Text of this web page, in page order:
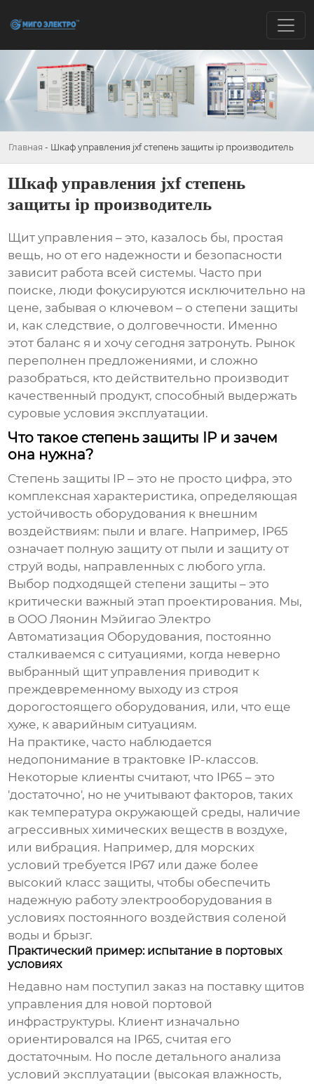
Главная - Шкаф управления jxf степень защиты ip производитель
Шкаф управления jxf степень
защиты ip производитель
Щит управления – это, казалось бы, простая
вещь, но от его надежности и безопасности
зависит работа всей системы. Часто при
поиске, люди фокусируются исключительно на
цене, забывая о ключевом – о степени защиты
и, как следствие, о долговечности. Именно
этот баланс я и хочу сегодня затронуть. Рынок
переполнен предложениями, и сложно
разобраться, кто действительно производит
качественный продукт, способный выдержать
суровые условия эксплуатации.
Что такое степень защиты IP и зачем
она нужна?
Степень защиты IP – это не просто цифра, это
комплексная характеристика, определяющая
устойчивость оборудования к внешним
воздействиям: пыли и влаге. Например, IP65
означает полную защиту от пыли и защиту от
струй воды, направленных с любого угла.
Выбор подходящей степени защиты – это
критически важный этап проектирования. Мы,
в ООО Ляонин Мэйигао Электро
Автоматизация Оборудования, постоянно
сталкиваемся с ситуациями, когда неверно
выбранный щит управления приводит к
преждевременному выходу из строя
дорогостоящего оборудования, или, что еще
хуже, к аварийным ситуациям.
На практике, часто наблюдается
недопонимание в трактовке IP-классов.
Некоторые клиенты считают, что IP65 – это
'достаточно', но не учитывают факторов, таких
как температура окружающей среды, наличие
агрессивных химических веществ в воздухе,
или вибрация. Например, для морских
условий требуется IP67 или даже более
высокий класс защиты, чтобы обеспечить
надежную работуэлектрооборудования в
условиях постоянного воздействия соленой
воды и брызг.
Практический пример: испытание в портовых
условиях
Недавно нам поступил заказ на поставку щитов
управления для новой портовой
инфраструктуры. Клиент изначально
ориентировался на IP65, считая его
достаточным. Но после детального анализа
условий эксплуатации (высокая влажность,